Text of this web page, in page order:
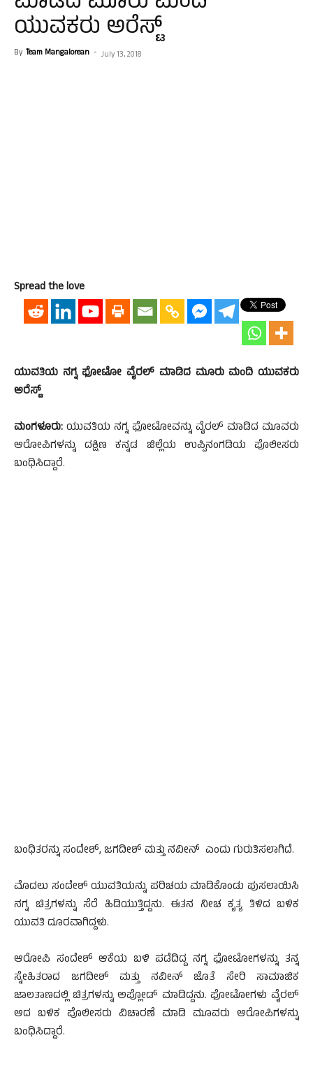
ಯುವಕರು ಅರೆಸ್ಟ್
By Team Mangalorean - July 13, 2018
Spread the love
ಯುವತಿಯ ನಗ್ನ ಫೋಟೋ ವೈರಲ್ ಮಾಡಿದ ಮೂರು ಮಂದಿ ಯುವಕರು
ಅರೆಸ್ಟ್
ಮಂಗಳೂರು: ಯುವತಿಯ ನಗ್ನ ಫೋಟೋವನ್ನು ವೈರಲ್ ಮಾಡಿದ ಮೂವರು
ಆರೋಪಿಗಳನ್ನು ದಕ್ಷಿಣ ಕನ್ನಡ ಜಿಲ್ಲೆಯ ಉಪ್ಪಿನಂಗಡಿಯ ಪೊಲೀಸರು
ಬಂಧಿಸಿದ್ದಾರೆ.
ಬಂಧಿತರನ್ನು ಸಂದೇಶ್, ಜಗದೀಶ್ ಮತ್ತು ನವೀನ್ ಎಂದು ಗುರುತಿಸಲಾಗಿದೆ.
ಮೊದಲು ಸಂದೇಶ್ ಯುವತಿಯನ್ನು ಪರಿಚಯ ಮಾಡಿಕೊಂಡು ಪುಸಲಾಯಿಸಿ
ನಗ್ನ ಚಿತ್ರಗಳನ್ನು ಸೆರೆ ಹಿಡಿಯುತ್ತಿದ್ದನು. ಈತನ ನೀಚ ಕೃತ್ಯ ತಿಳಿದ ಬಳಿಕ
ಯುವತಿ ದೂರವಾಗಿದ್ದಳು.
ಆರೋಪಿ ಸಂದೇಶ್ ಆಕೆಯ ಬಳಿ ಪಡೆದಿದ್ದ ನಗ್ನ ಫೋಟೋಗಳನ್ನು ತನ್ನ
ಸ್ನೇಹಿತರಾದ ಜಗದೀಶ್ ಮತ್ತು ನವೀನ್ ಜೊತೆ ಸೇರಿ ಸಾಮಾಜಿಕ
ಜಾಲತಾಣದಲ್ಲಿ ಚಿತ್ರಗಳನ್ನು ಅಪ್ಲೋಡ್ ಮಾಡಿದ್ದನು. ಫೋಟೋಗಳು ವೈರಲ್
ಆದ ಬಳಿಕ ಪೊಲೀಸರು ವಿಚಾರಣೆ ಮಾಡಿ ಮೂವರು ಆರೋಪಿಗಳನ್ನು
ಬಂಧಿಸಿದ್ದಾರೆ.